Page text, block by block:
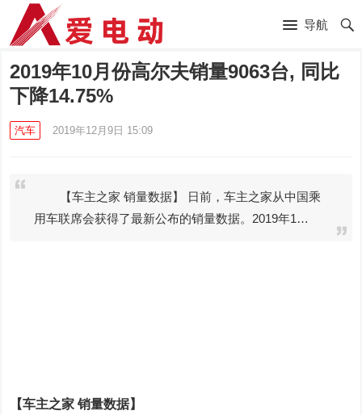
导航
2019年10月份高尔夫销量9063台, 同比
下降14.75%
汽车 2019年12月9日 15:09
【车主之家 销量数据】 日前，车主之家从中国乘
用车联席会获得了最新公布的销量数据。2019年1…
【车主之家 销量数据】